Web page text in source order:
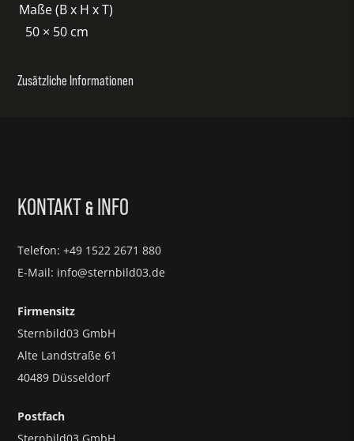
Maße (B x H x T)
50 × 50 cm
Zusätzliche Informationen
KONTAKT& INFO
Telefon: +49 1522 2671 880
E-Mail: info@sternbild03.de
Firmensitz
Sternbild03 GmbH
Alte Landstraße 61
40489 Düsseldorf
Postfach